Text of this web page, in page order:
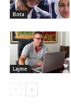
Bota
Lajme